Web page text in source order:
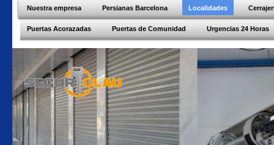
Nuestra empresa Persianas Barcelona Localidades
Puertas Acorazadas Puertas de Comunidad Urgencias 24 Horas